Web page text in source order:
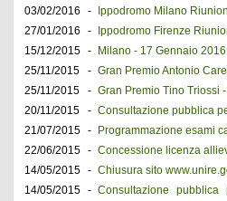
03/02/2016
-
Ippodromo Milano
27/01/2016
-
Ippodromo Firenze
15/12/2015 -
Milano - 17 Gennaio
25/11/2015
- Gran Premio Antonio
25/11/2015
- Gran Premio Tino Triossi
20/11/2015
- Consultazione pubblica
21/07/2015 -
Programmazione esami
22/06/2015 - Concessione licenza
14/05/2015 - Chiusura sito
14/05/2015 - Consultazione